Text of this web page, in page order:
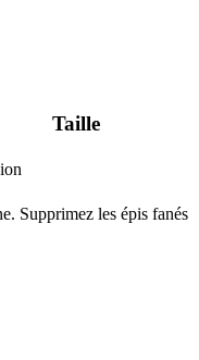
Taille
Supprimez les épis fanés